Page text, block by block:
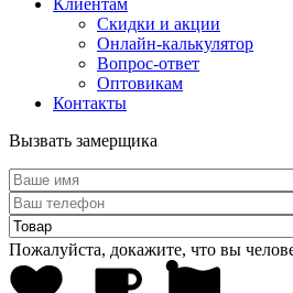
Клиентам
Скидки и акции
Онлайн-калькулятор
Вопрос-ответ
Оптовикам
Контакты
Вызвать замерщика
Пожалуйста, докажите, что вы